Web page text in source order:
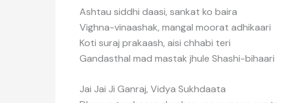
Ashtau siddhi daasi, sankat ko baira
Vighna-vinaashak, mangal moorat adhikaari
Koti suraj prakaash, aisi chhabi teri
Gandasthal mad mastak jhule Shashi-bihaari
Jai Jai Ji Ganraj, Vidya Sukhdaata